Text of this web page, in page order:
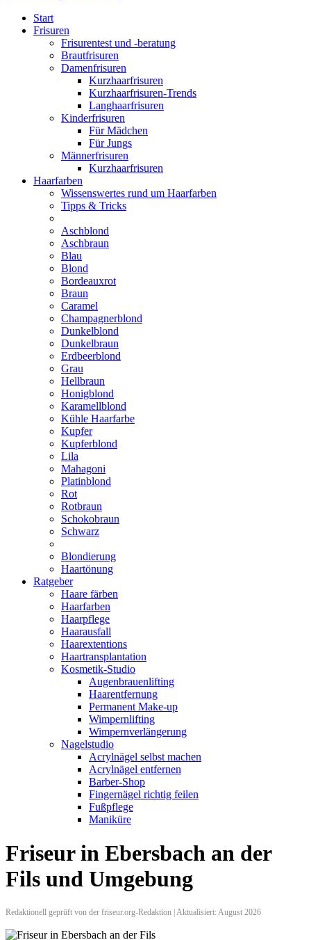
Start
Frisuren
Frisurentest und -beratung
Brautfrisuren
Damenfrisuren
Kurzhaarfrisuren
Kurzhaarfrisuren-Trends
Langhaarfrisuren
Kinderfrisuren
Für Mädchen
Für Jungs
Männerfrisuren
Kurzhaarfrisuren
Haarfarben
Wissenswertes rund um Haarfarben
Tipps & Tricks
Aschblond
Aschbraun
Blau
Blond
Bordeauxrot
Braun
Caramel
Champagnerblond
Dunkelblond
Dunkelbraun
Erdbeerblond
Grau
Hellbraun
Honigblond
Karamellblond
Kühle Haarfarbe
Kupfer
Kupferblond
Lila
Mahagoni
Platinblond
Rot
Rotbraun
Schokobraun
Schwarz
Blondierung
Haartönung
Ratgeber
Haare färben
Haarfarben
Haarpflege
Haarausfall
Haarextentions
Haartransplantation
Kosmetik-Studio
Augenbrauenlifting
Haarentfernung
Permanent Make-up
Wimpernlifting
Wimpernverlängerung
Nagelstudio
Acrylnägel selbst machen
Acrylnägel entfernen
Barber-Shop
Fingernägel richtig feilen
Fußpflege
Maniküre
Friseur in Ebersbach an der
Fils und Umgebung
Redaktionell geprüft von der friseur.org-Redaktion | Aktualisiert: August 2026